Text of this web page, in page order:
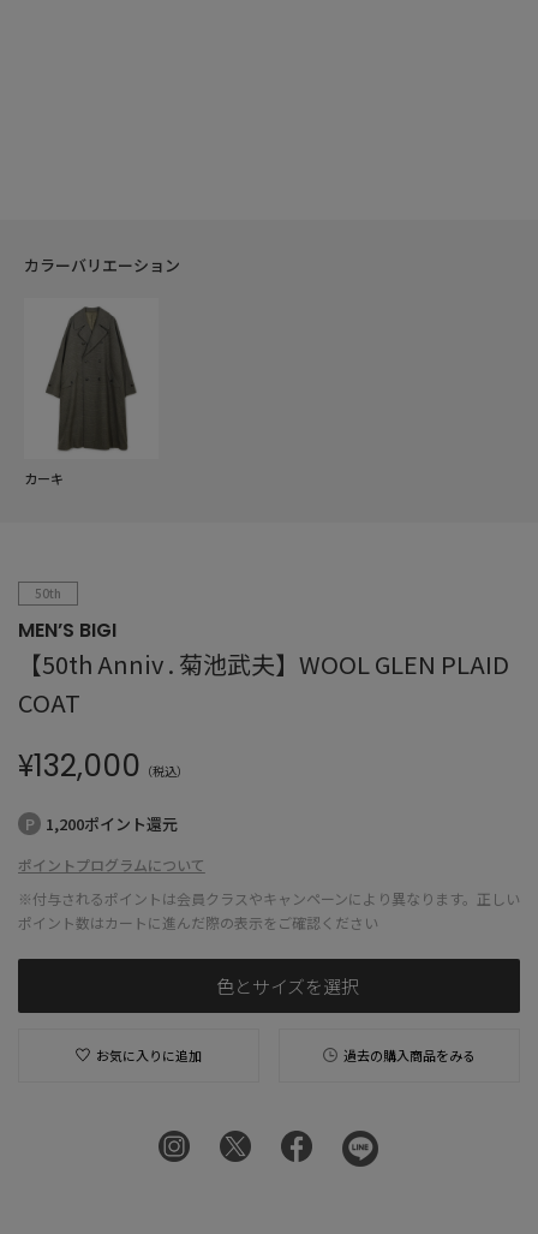
カラーバリエーション
カーキ
50th
MEN’S BIGI
【50th Anniv . 菊池武夫】WOOL GLEN PLAID
COAT
¥132,000 （税込）
1,200ポイント還元
ポイントプログラムについて
※付与されるポイントは会員クラスやキャンペーンにより異なります。正しい
ポイント数はカートに進んだ際の表示をご確認ください
色とサイズを選択
お気に入りに追加 過去の購入商品をみる